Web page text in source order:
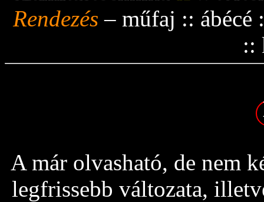
Rendezés – műfaj :: ábécé
::
A már olvasható, de nem
legfrissebb változata,